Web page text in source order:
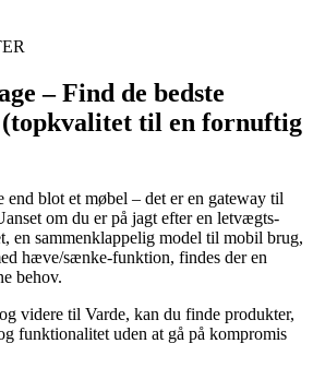
– Find de bedste
(topkvalitet til en fornuftig
end blot et møbel – det er en gateway til
om du er på jagt efter en letvægts-
en sammenklappelig model til mobil brug,
hæve/sænke-funktion, findes der en
behov.
videre til Varde, kan du finde produkter,
funktionalitet uden at gå på kompromis